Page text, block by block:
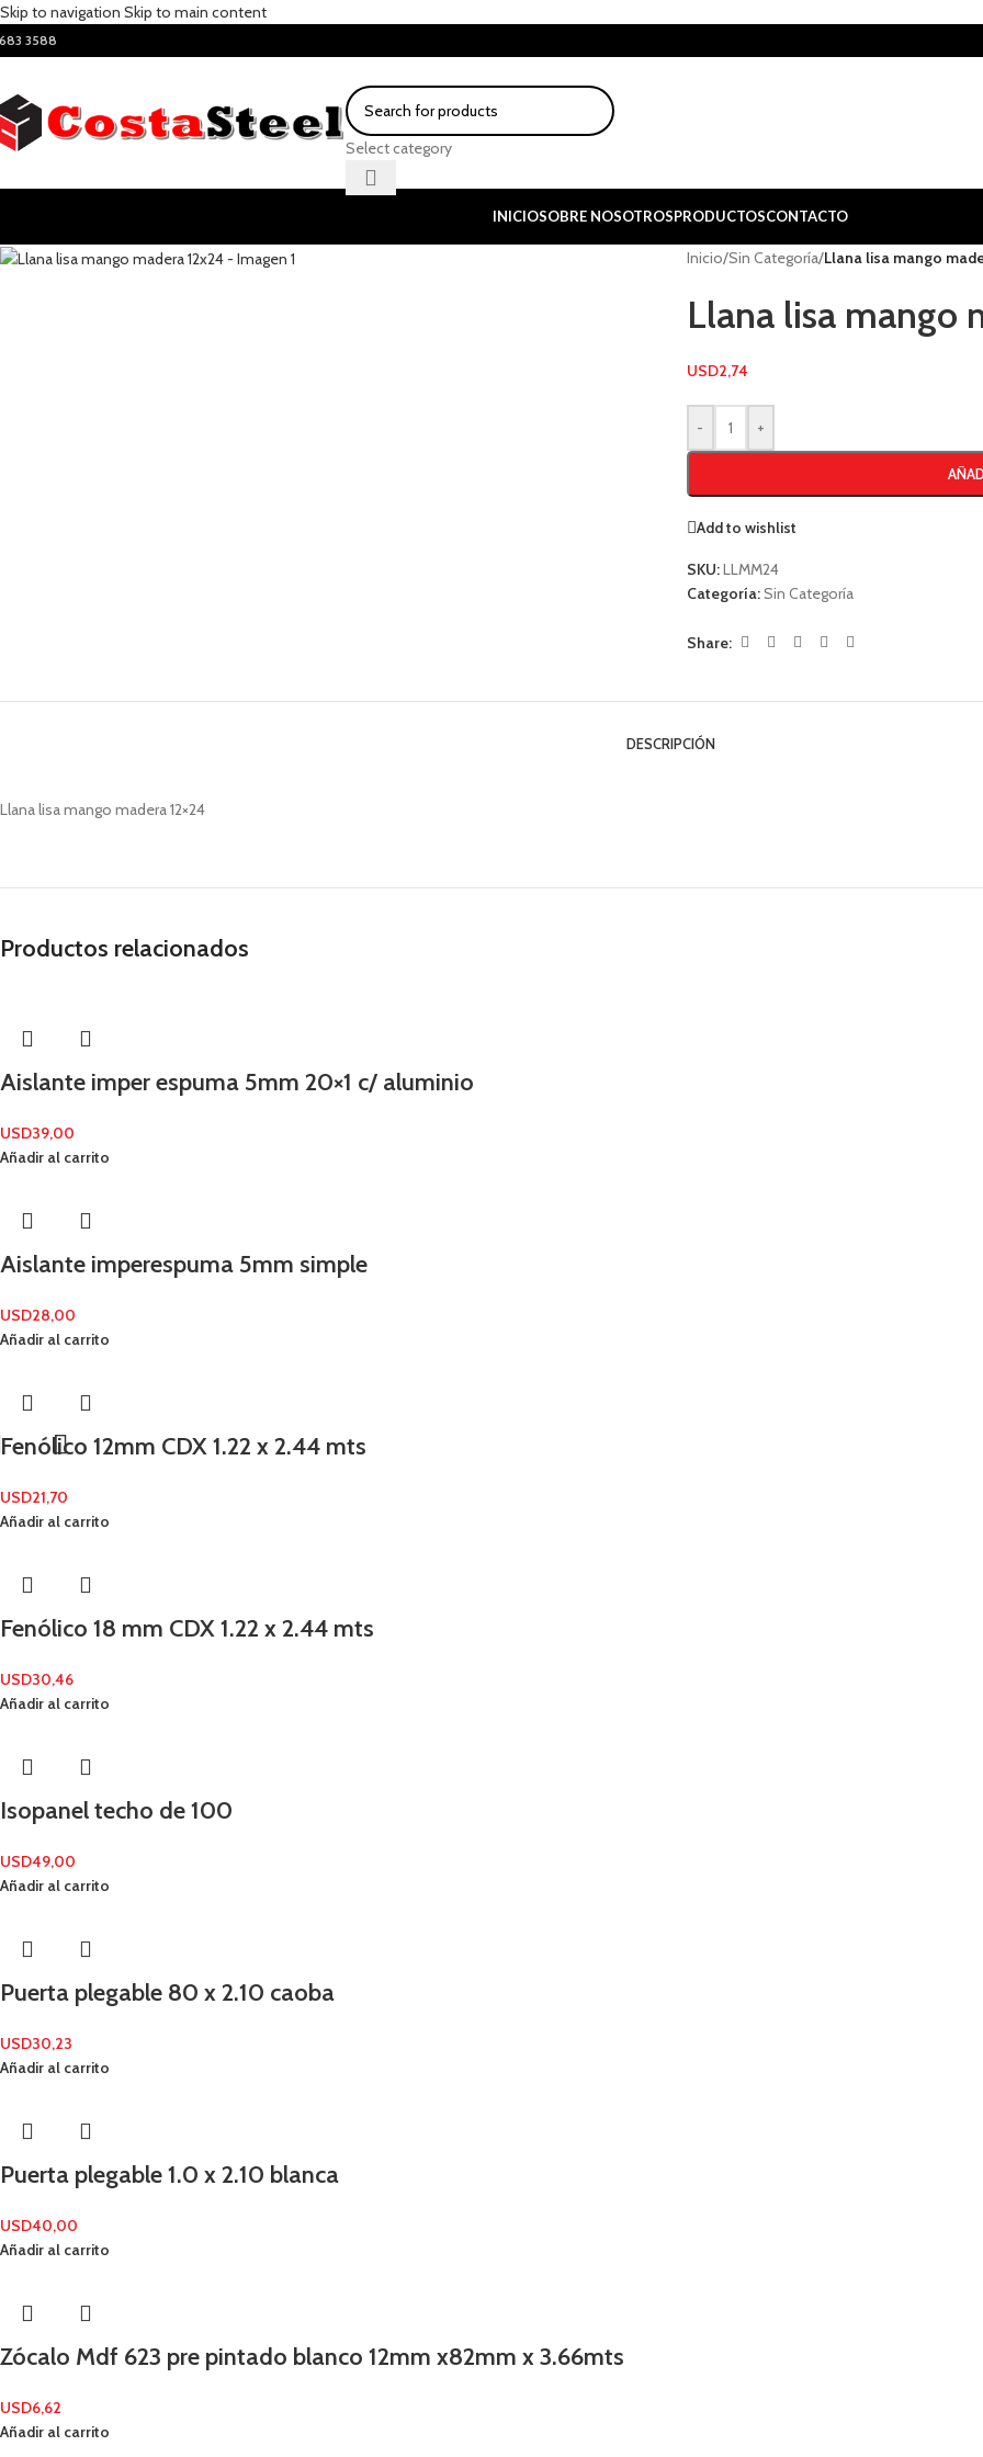
Skip to navigation Skip to main content
3588
Select category
INICIOSOBRE NOSOTROSPRODUCTOSCONTACTO
Inicio/Sin Categoría/Llana lisa mango
Llana lisa mango
USD2,74
- +
Add to wishlist
SKU:LLMM24
Categoría:Sin Categoría
Share:
DESCRIPCIÓN
Llana lisa mango madera 12×24
Productos relacionados
Aislante imper espuma 5mm 20×1 c/ aluminio
USD39,00
Añadir al carrito
Aislante imperespuma 5mm simple
USD28,00
Añadir al carrito
Fenólico 12mm CDX 1.22 x 2.44 mts
USD21,70
Añadir al carrito
Fenólico 18 mm CDX 1.22 x 2.44 mts
USD30,46
Añadir al carrito
Isopanel techo de 100
USD49,00
Añadir al carrito
Puerta plegable 80 x 2.10 caoba
USD30,23
Añadir al carrito
Puerta plegable 1.0 x 2.10 blanca
USD40,00
Añadir al carrito
Zócalo Mdf 623 pre pintado blanco 12mm x82mm x 3.66mts
USD6,62
Añadir al carrito